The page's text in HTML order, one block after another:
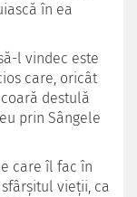
în ea
l vindec este
care, oricât
destulă
prin Sângele
care îl fac în
vieții, ca